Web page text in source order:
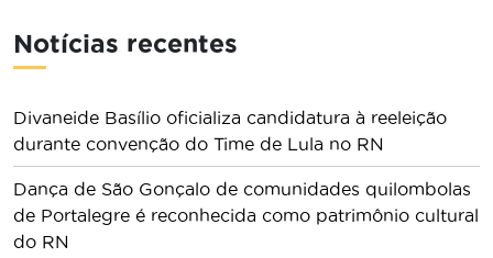
Notícias recentes
Divaneide Basílio oficializa candidatura à reeleição
durante convenção do Time de Lula no RN
Dança de São Gonçalo de comunidades quilombolas
de Portalegre é reconhecida como patrimônio cultural
do RN